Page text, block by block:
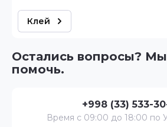
Клей
Остались вопросы?
помочь.
+998 (33) 533-
Время с 09:00 до 18:00 по